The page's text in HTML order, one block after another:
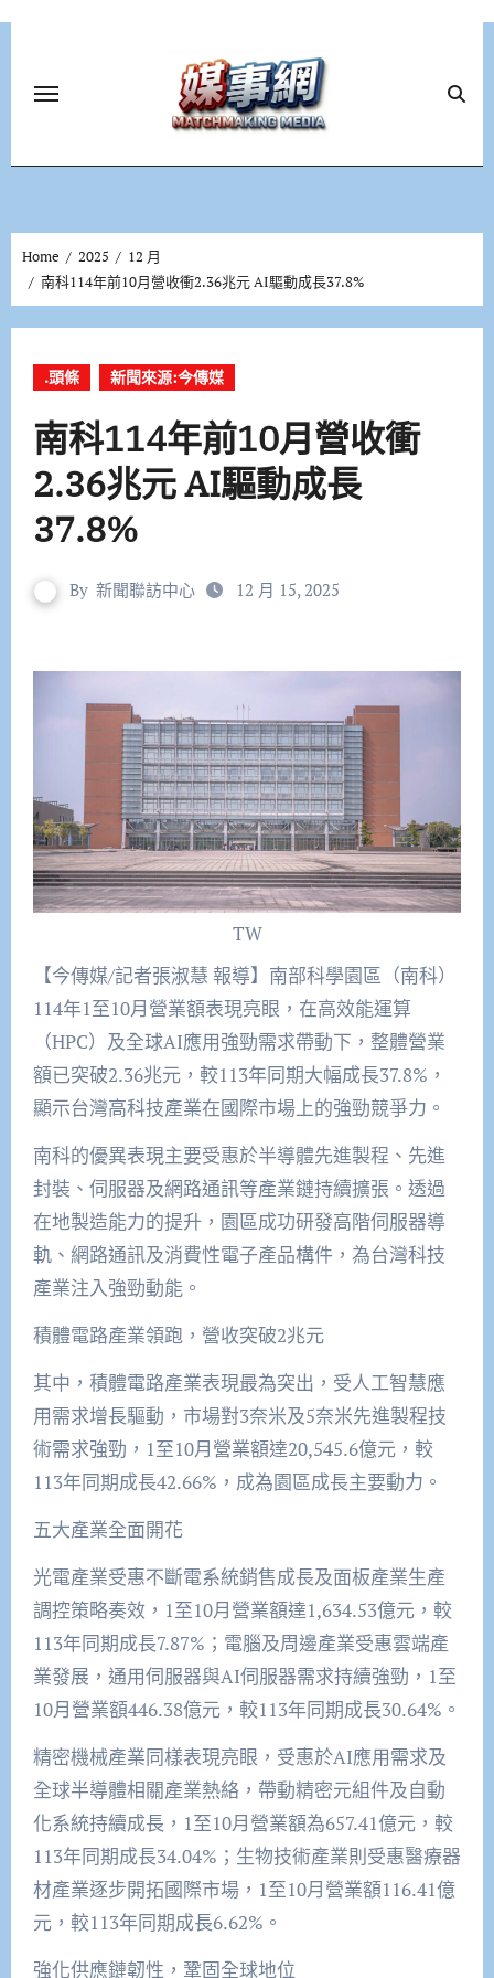
Home 2025
12 月
南科114年前10月營收衝2.36兆元 AI驅動成長37.8%
.頭條 新聞來源:今傳媒
南科114年前10月營收衝
2.36兆元 AI驅動成長
37.8%
By 新聞聯訪中心 12 月 15, 2025
TW
【今傳媒/記者張淑慧 報導】南部科學園區（南科）
114年1至10月營業額表現亮眼，在高效能運算
（HPC）及全球AI應用強勁需求帶動下，整體營業
額已突破2.36兆元，較113年同期大幅成長37.8%，
顯示台灣高科技產業在國際市場上的強勁競爭力。
南科的優異表現主要受惠於半導體先進製程、先進
封裝、伺服器及網路通訊等產業鏈持續擴張。透過
在地製造能力的提升，園區成功研發高階伺服器導
軌、網路通訊及消費性電子產品構件，為台灣科技
產業注入強勁動能。
積體電路產業領跑，營收突破2兆元
其中，積體電路產業表現最為突出，受人工智慧應
用需求增長驅動，市場對3奈米及5奈米先進製程技
術需求強勁，1至10月營業額達20,545.6億元，較
113年同期成長42.66%，成為園區成長主要動力。
五大產業全面開花
光電產業受惠不斷電系統銷售成長及面板產業生產
調控策略奏效，1至10月營業額達1,634.53億元，較
113年同期成長7.87%；電腦及周邊產業受惠雲端產
業發展，通用伺服器與AI伺服器需求持續強勁，1至
10月營業額446.38億元，較113年同期成長30.64%。
精密機械產業同樣表現亮眼，受惠於AI應用需求及
全球半導體相關產業熱絡，帶動精密元組件及自動
化系統持續成長，1至10月營業額為657.41億元，較
113年同期成長34.04%；生物技術產業則受惠醫療器
材產業逐步開拓國際市場，1至10月營業額116.41億
元，較113年同期成長6.62%。
強化供應鏈韌性，鞏固全球地位